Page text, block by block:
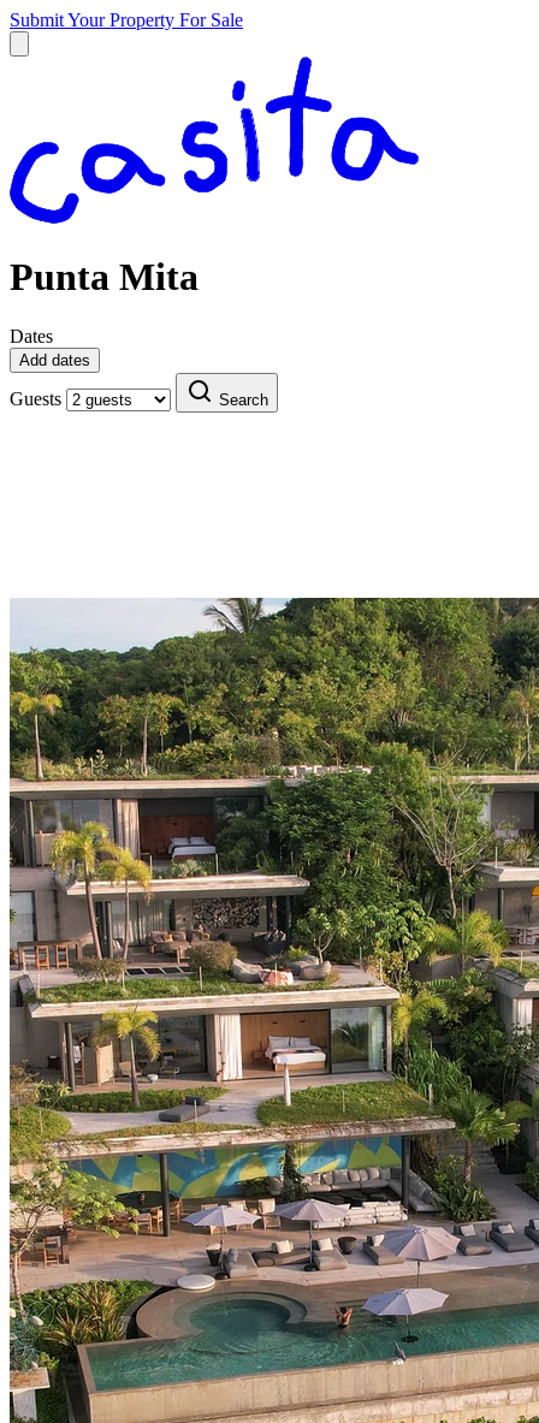
Submit Your Property For Sale
Punta Mita
Dates
Add dates
Guests Search